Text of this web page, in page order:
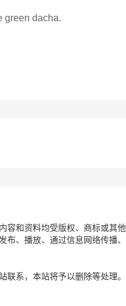
green dacha.
容和资料均受版权、商标或其他
、播放、通过信息网络传播、
系，本站将予以删除等处理。